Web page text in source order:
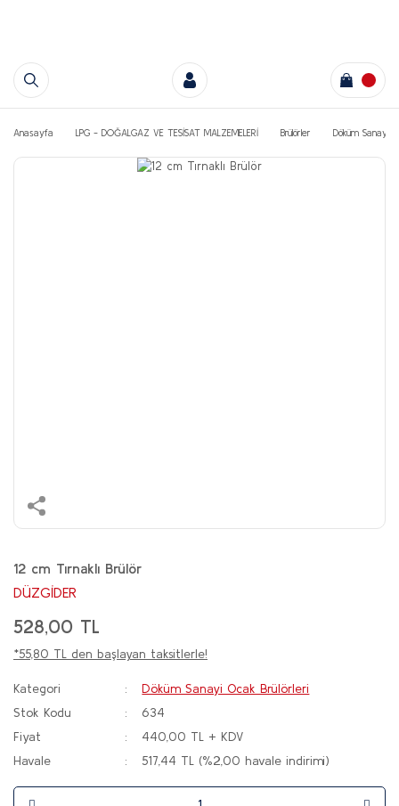
Anasayfa LPG - DOĞALGAZ VE TESİSAT MALZEMELERİ Brülörler Döküm Sanayi
12 cm Tırnaklı Brülör
DÜZGİDER
528,00 TL
*55,80 TL den başlayan taksitlerle!
Kategori
Döküm Sanayi Ocak Brülörleri
Stok Kodu
634
Fiyat
440,00 TL + KDV
Havale
517,44 TL (%2,00 havale indirimi)